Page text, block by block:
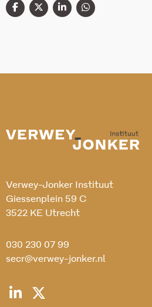
Verwey-Jonker Instituut
Giessenplein 59 C
3522 KE Utrecht
030 230 07 99
secr@verwey-jonker.nl